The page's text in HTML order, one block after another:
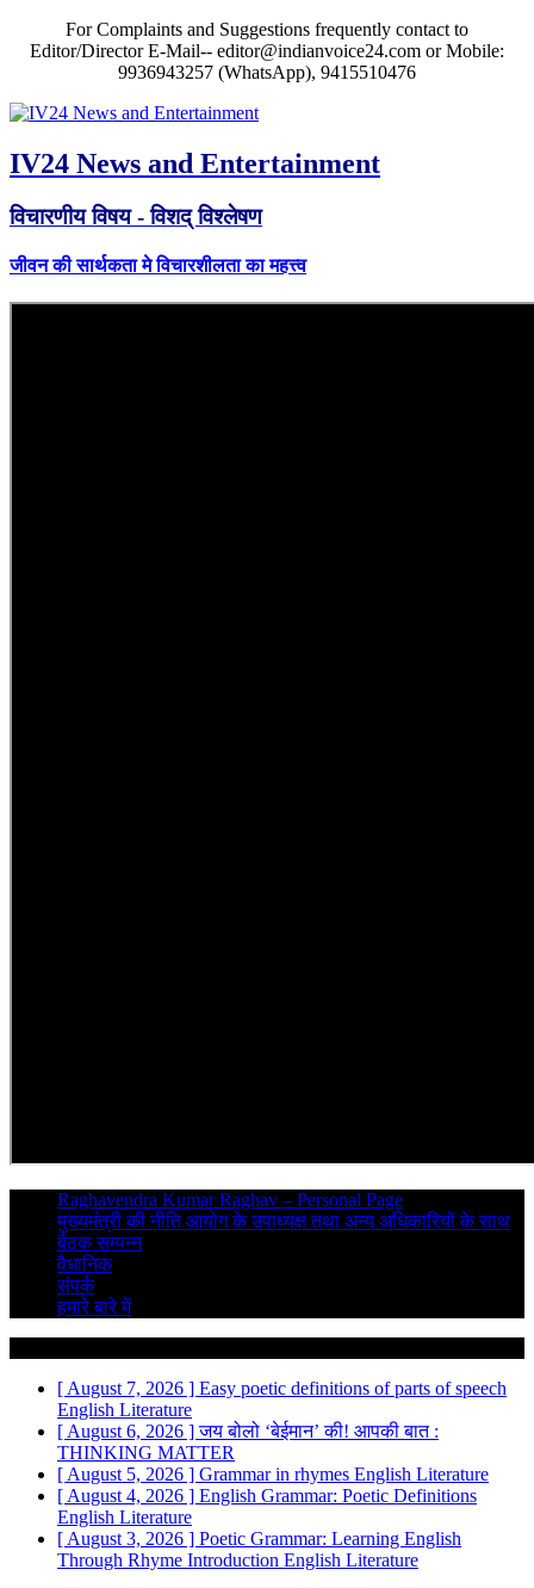
For Complaints and Suggestions frequently contact to
Editor/Director E-Mail-- editor@indianvoice24.com or Mobile:
9936943257 (WhatsApp), 9415510476
IV24 News and Entertainment
विचारणीय विषय - विशद् विश्लेषण
जीवन की सार्थकता मे विचारशीलता का महत्त्व
Raghavendra Kumar Raghav – Personal Page
मुख्यमंत्री की नीति आयोग के उपाध्यक्ष तथा अन्य अधिकारियों के साथ
बैठक सम्पन्न
वैधानिक
संपर्क
हमारे बारे में
[ August 7, 2026 ] Easy poetic definitions of parts of speech
English Literature
[ August 6, 2026 ]जय बोलो ‘बेईमान’ की! आपकी बात :
THINKING MATTER
[ August 5, 2026 ] Grammar in rhymes English Literature
[ August 4, 2026 ] English Grammar: Poetic Definitions
English Literature
[ August 3, 2026 ] Poetic Grammar: Learning English
Through Rhyme Introduction English Literature